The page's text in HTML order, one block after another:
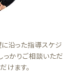
沿った指導スケジ
っかりご相談いただ
けます。